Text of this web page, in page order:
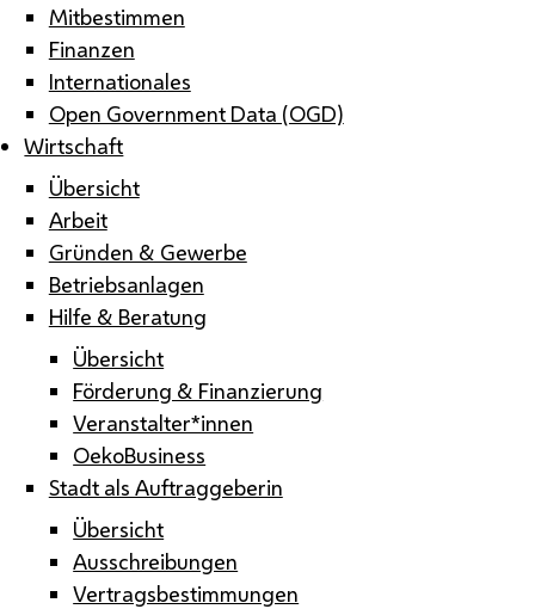
Mitbestimmen
Finanzen
Internationales
Open Government Data (OGD)
Wirtschaft
Übersicht
Arbeit
Gründen & Gewerbe
Betriebsanlagen
Hilfe & Beratung
Übersicht
Förderung & Finanzierung
Veranstalter*innen
OekoBusiness
Stadt als Auftraggeberin
Übersicht
Ausschreibungen
Vertragsbestimmungen